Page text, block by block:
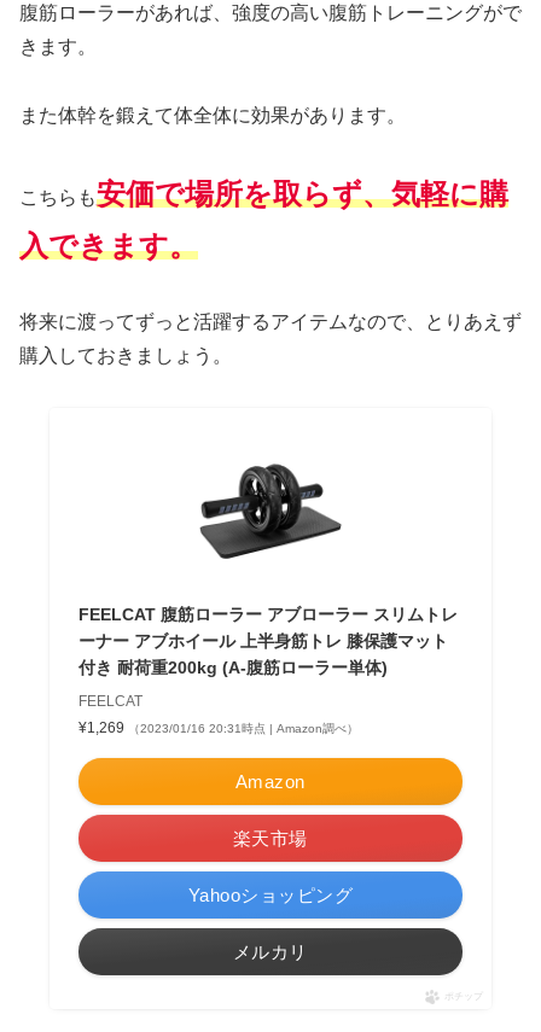
腹筋ローラーがあれば、強度の高い腹筋トレーニングがで
きます。
また体幹を鍛えて体全体に効果があります。
こちらも安価で場所を取らず、気軽に購
入できます。
将来に渡ってずっと活躍するアイテムなので、とりあえず
購入しておきましょう。
FEELCAT 腹筋ローラー アブローラー スリムトレ
ーナー アブホイール 上半身筋トレ 膝保護マット
付き 耐荷重200kg (A-腹筋ローラー単体)
FEELCAT
¥1,269
（2023/01/16 20:31時点 | Amazon調べ）
Amazon
楽天市場
Yahooショッピング
メルカリ
ポチップ